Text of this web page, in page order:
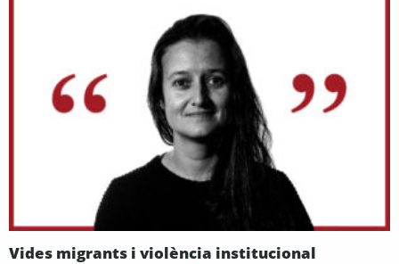
Vides migrants i violència institucional